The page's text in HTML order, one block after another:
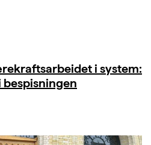
i system:
bespisningen